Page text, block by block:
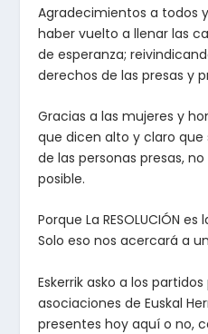
Agradecimientos a todos
haber vuelto a llenar las
de esperanza;
derechos de las presas y
Gracias a las mujeres y
que dicen alto y claro que
de las personas presas,
posible.
Porque La RESOLUCIÓN
Solo eso nos acercará a
Eskerrik asko a los
asociaciones de Euskal
presentes hoy aquí o no,